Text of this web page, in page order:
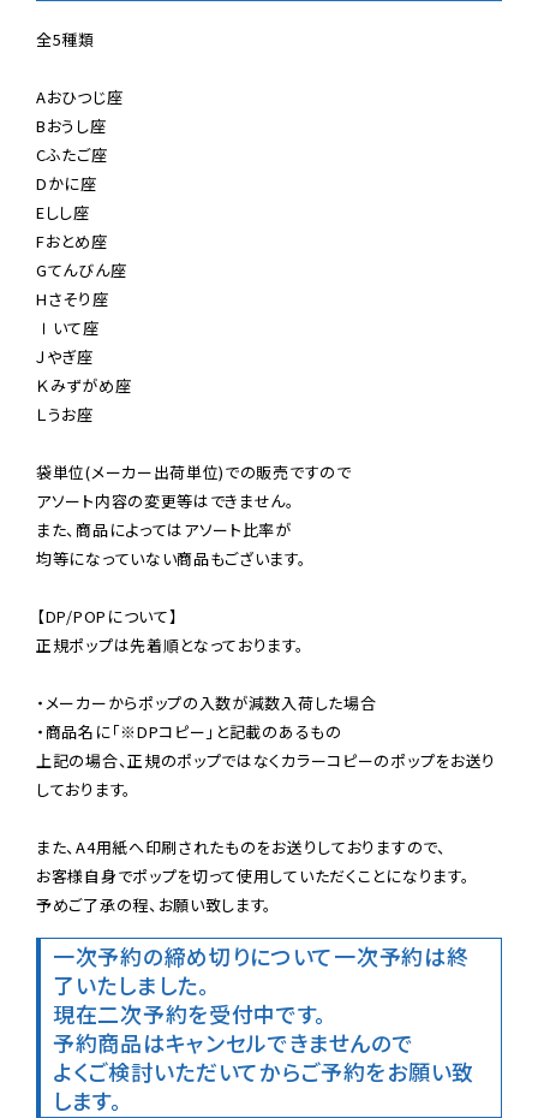
全5種類
Aおひつじ座
Bおうし座
Cふたご座
Dかに座
Eしし座
Fおとめ座
Gてんびん座
Hさそり座
Ⅰいて座
Ｊやぎ座
Ｋみずがめ座
Ｌうお座
袋単位(メーカー出荷単位)での販売ですので
アソート内容の変更等はできません。
また、商品によってはアソート比率が
均等になっていない商品もございます。
【DP/POPについて】
正規ポップは先着順となっております。
・メーカーからポップの入数が減数入荷した場合
・商品名に「※DPコピー」と記載のあるもの
上記の場合、正規のポップではなくカラーコピーのポップをお送り
しております。
また、A4用紙へ印刷されたものをお送りしておりますので、
お客様自身でポップを切って使用していただくことになります。
予めご了承の程、お願い致します。
一次予約の締め切りについて一次予約は終
了いたしました。
現在二次予約を受付中です。
予約商品はキャンセルできませんので
よくご検討いただいてからご予約をお願い致
します。